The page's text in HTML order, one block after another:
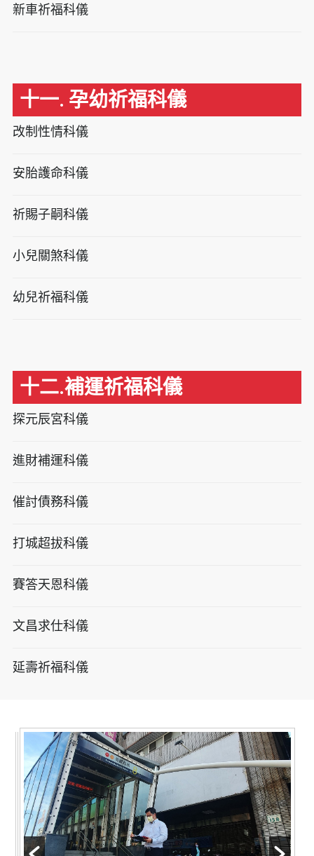
新車祈福科儀
十一. 孕幼祈福科儀
改制性情科儀
安胎護命科儀
祈賜子嗣科儀
小兒關煞科儀
幼兒祈福科儀
十二.補運祈福科儀
探元辰宮科儀
進財補運科儀
催討債務科儀
打城超拔科儀
賽答天恩科儀
文昌求仕科儀
延壽祈福科儀